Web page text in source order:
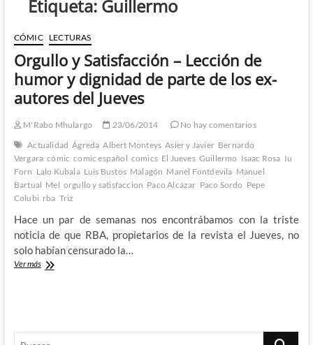
Etiqueta: Guillermo
CÓMIC LECTURAS
Orgullo y Satisfacción – Lección de
humor y dignidad de parte de los ex-
autores del Jueves
M'Rabo Mhulargo 23/06/2014
No hay comentarios
Actualidad Ágreda Albert Monteys Asier y Javier Bernardo
Vergara cómic comic español comics El Jueves Guillermo Isaac Rosa Iu
Forn Lalo Kubala Luis Bustos Malagón Manel Fontdevila Manuel
Bartual Mel orgullo y satisfaccion Paco Alcázar Paco Sordo Pepe
Colubi rba Triz
Hace un par de semanas nos encontrábamos con la triste
noticia de que RBA, propietarios de la revista el Jueves, no
solo habían censurado la…
Ver másOrgullo
Buscar